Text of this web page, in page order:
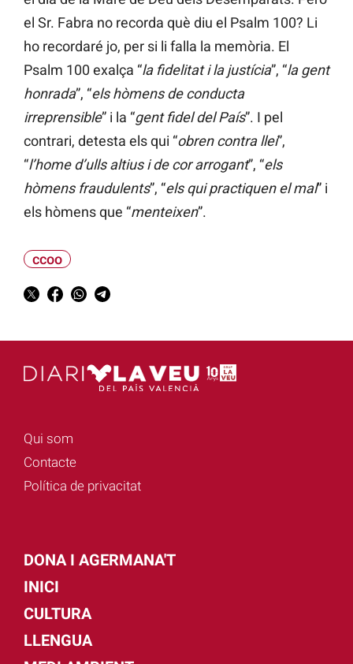
el Sr. Fabra no recorda què diu el Psalm 100? Li
ho recordaré jo, per si li falla la memòria. El
Psalm 100 exalça “la fidelitat i la justícia”, “la gent
honrada”, “els hòmens de conducta
irreprensible” i la “gent fidel del País”. I pel
contrari, detesta els qui “obren contra llei”,
“l’home d’ulls altius i de cor arrogant”, “els
hòmens fraudulents”, “els qui practiquen el mal” i
els hòmens que “menteixen”.
ccoo
Qui som
Contacte
Política de privacitat
DONA I AGERMANA'T
INICI
CULTURA
LLENGUA